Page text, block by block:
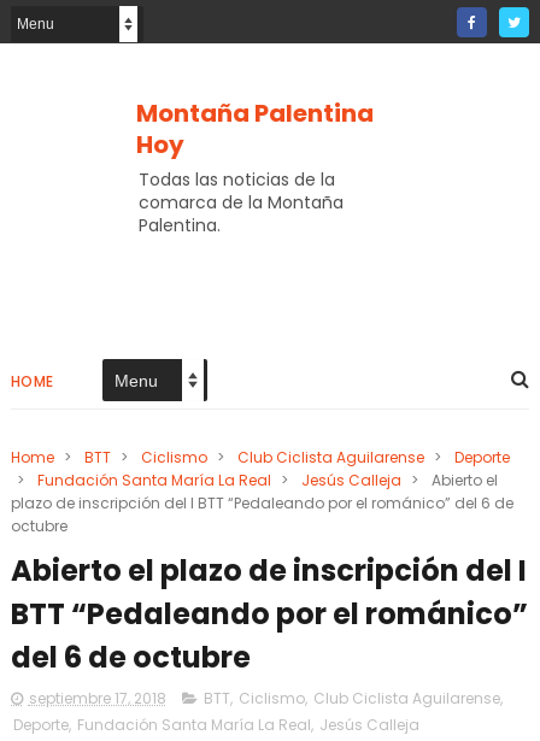
Montaña Palentina
Hoy
Todas las noticias de la
comarca de la Montaña
Palentina.
HOME
Home > BTT > Ciclismo > Club Ciclista Aguilarense >
Deporte
>
Fundación Santa María La Real > Jesús Calleja >
Abierto el
plazo de inscripción del I BTT “Pedaleando por el románico” del 6 de
octubre
Abierto el plazo de inscripción del I
BTT “Pedaleando por el románico”
del 6 de octubre
septiembre 17, 2018 BTT, Ciclismo, Club Ciclista Aguilarense,
Deporte, Fundación Santa María La Real, Jesús Calleja